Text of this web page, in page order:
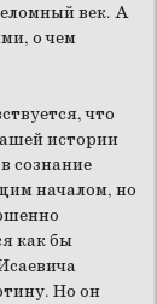
век. А
о чем
что
истории
сознание
началом, но
как бы
Но он